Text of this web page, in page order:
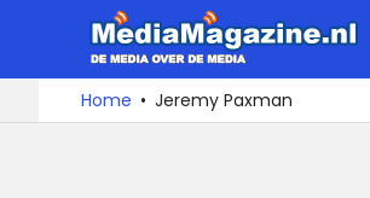
de
De
media
over
Home Jeremy Paxman